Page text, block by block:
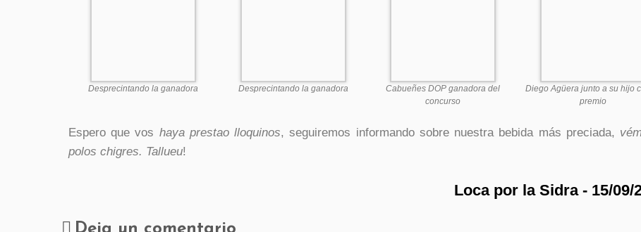
Desprecintando la ganadora Desprecintando la ganadora
Cabueñes DOP ganadora del
concurso
Diego Agüera junto a su hijo
premio
Espero que vos haya prestao lloquinos, seguiremos informando sobre nuestra bebida más preciada,
polos chigres. Tallueu!
Loca por la Sidra - 15/09/